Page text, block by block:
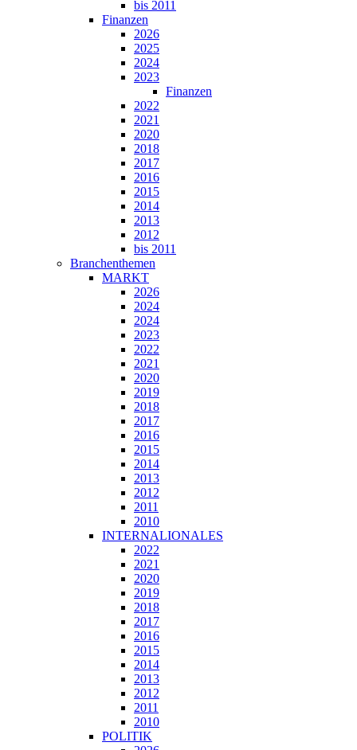
bis 2011
Finanzen
2026
2025
2024
2023
Finanzen
2022
2021
2020
2018
2017
2016
2015
2014
2013
2012
bis 2011
Branchenthemen
MARKT
2026
2024
2024
2023
2022
2021
2020
2019
2018
2017
2016
2015
2014
2013
2012
2011
2010
INTERNALIONALES
2022
2021
2020
2019
2018
2017
2016
2015
2014
2013
2012
2011
2010
POLITIK